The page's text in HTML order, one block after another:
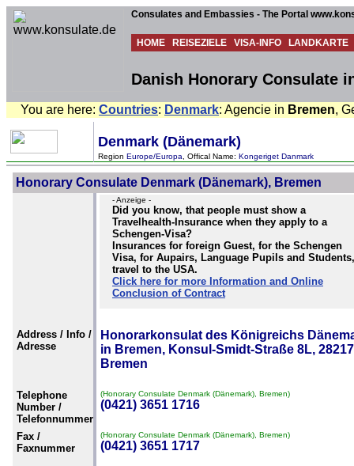
Consulates and Embassies - The Portal
HOME REISEZIELE VISA-INFO LANDKARTE
Danish Honorary Consulate
You are here: Countries: Denmark: Agencie in Bremen,
Denmark (Dänemark)
Region Europe/Europa , Offical Name: Kongeriget Danmark
Honorary Consulate Denmark (Dänemark), Bremen
- Anzeige -
Did you know, that people must show a
Travelhealth-Insurance when they apply to a
Schengen-Visa?
Insurances for foreign Guest, for the Schengen
Visa, for Aupairs, Language Pupils and Students,
travel to the USA.
Click here for more Information and Online
Conclusion of Contract
Address / Info /
Adresse
Honorarkonsulat des Königreichs
in Bremen, Konsul-Smidt-Straße 8L, 28217
Bremen
Telephone
Number /
Telefonnummer
(Honorary Consulate Denmark (Dänemark), Bremen)
(0421) 3651 1716
Fax /
Faxnummer
(Honorary Consulate Denmark (Dänemark), Bremen)
(0421) 3651 1717